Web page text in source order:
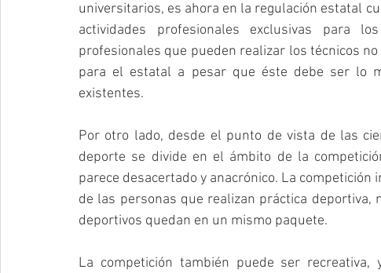
universitarios, es ahora en la regulación estatal
actividades profesionales exclusivas para
profesionales que pueden realizar los técnicos
para el estatal a pesar que éste debe ser lo
existentes.
Por otro lado, desde el punto de vista de las
deporte se divide en el ámbito de la
parece desacertado y anacrónico. La
de las personas que realizan práctica
deportivos quedan en un mismo paquete.
La competición también puede ser